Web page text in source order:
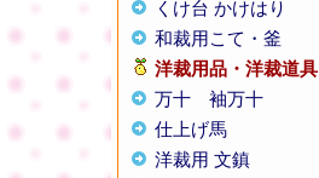
くけ台 かけはり
和裁用こて・釜
洋裁用品・洋裁道具
万十
袖万十
仕上げ馬
洋裁用 文鎮